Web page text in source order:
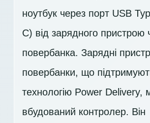
ноутбук через порт USB
C) від зарядного пристрою
повербанка. Зарядні
повербанки, що
технологію Power Delivery,
вбудований контролер. Він